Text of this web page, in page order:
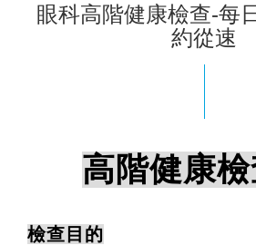
眼科高階健康檢查-每
約從速
高階健康
檢查目的